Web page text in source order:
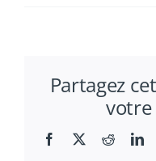
Partagez
votre
Facebook
X Reddit